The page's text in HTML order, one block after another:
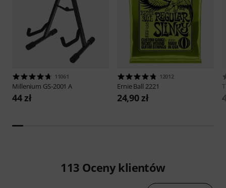
11061
Millenium GS-2001 A
44 zł
12012
Ernie Ball 2221
24,90 zł
113 Oceny klientów